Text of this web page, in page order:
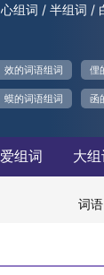
心组词 / 半组词 /
效的词语组词 俚
蟆的词语组词 函
爱组词 大组
词语